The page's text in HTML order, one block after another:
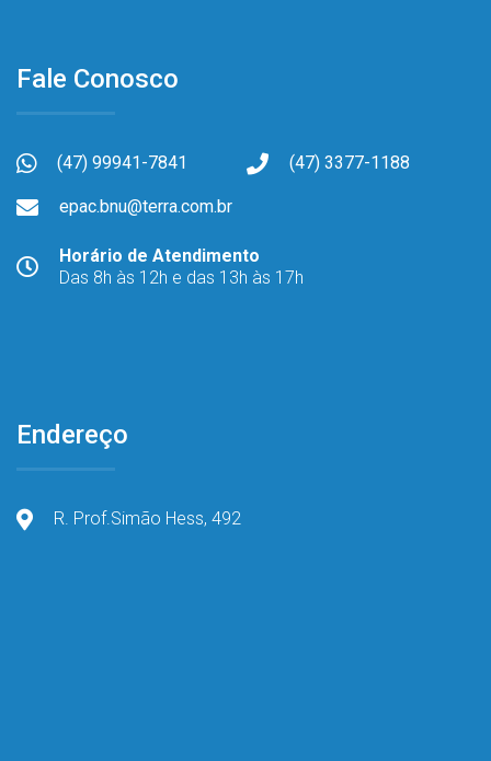
Fale Conosco
(47) 99941-7841 (47) 3377-1188
epac.bnu@terra.com.br
Horário de Atendimento
Das 8h às 12h e das 13h às 17h
Endereço
R. Prof.Simão Hess, 492